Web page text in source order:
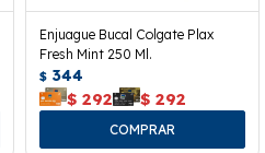
Enjuague Bucal Colgate Plax
Fresh Mint 250 Ml.
$ 344
$ 292 $ 292